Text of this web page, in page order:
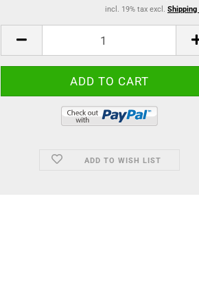
incl. 19% tax excl.
ADD TO WISH LIST